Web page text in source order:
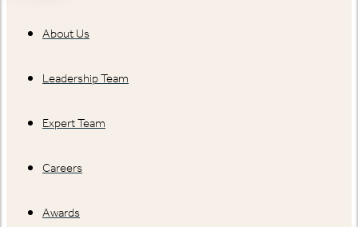
About Us
Leadership Team
Expert Team
Careers
Awards